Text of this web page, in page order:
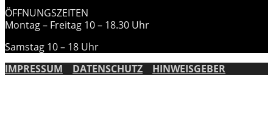
ÖFFNUNGSZEITEN
Montag – Freitag 10 – 18.30 Uhr
Samstag 10 – 18 Uhr
IMPRESSUM
DATENSCHUTZ HINWEISGEBER